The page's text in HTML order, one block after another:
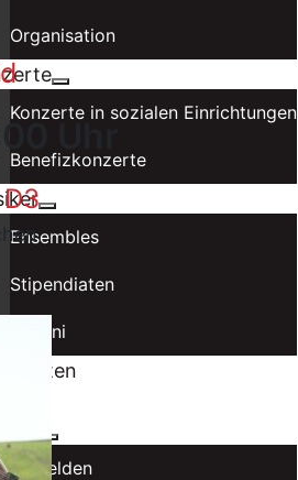
Organisation
Konzerte in sozialen Einrichtungen
Benefizkonzerte
Ensembles
Stipendiaten
Alumni
Anmelden
Uhr